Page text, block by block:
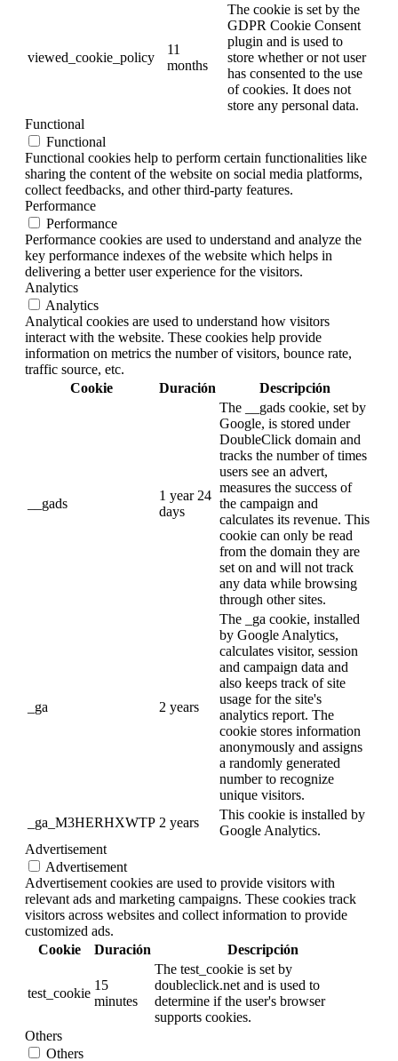
viewed_cookie_policy
11
months
The cookie is set by the
GDPR Cookie Consent
plugin and is used to
store whether or not user
has consented to the use
of cookies. It does not
store any personal data.
Functional
Functional
Functional cookies help to perform certain functionalities like
sharing the content of the website on social media platforms,
collect feedbacks, and other third-party features.
Performance
Performance
Performance cookies are used to understand and analyze the
key performance indexes of the website which helps in
delivering a better user experience for the visitors.
Analytics
Analytics
Analytical cookies are used to understand how visitors
interact with the website. These cookies help provide
information on metrics the number of visitors, bounce rate,
traffic source, etc.
Cookie
Duración Descripción
__gads
1 year 24
days
The __gads cookie, set by
Google, is stored under
DoubleClick domain and
tracks the number of times
users see an advert,
measures the success of
the campaign and
calculates its revenue. This
cookie can only be read
from the domain they are
set on and will not track
any data while browsing
through other sites.
_ga 2 years
The _ga cookie, installed
by Google Analytics,
calculates visitor, session
and campaign data and
also keeps track of site
usage for the site's
analytics report. The
cookie stores information
anonymously and assigns
a randomly generated
number to recognize
unique visitors.
_ga_M3HERHXWTP 2 years
This cookie is installed by
Google Analytics.
Advertisement
Advertisement
Advertisement cookies are used to provide visitors with
relevant ads and marketing campaigns. These cookies track
visitors across websites and collect information to provide
customized ads.
Cookie
Duración Descripción
test_cookie
15
minutes
The test_cookie is set by
doubleclick.net and is used to
determine if the user's browser
supports cookies.
Others
Others